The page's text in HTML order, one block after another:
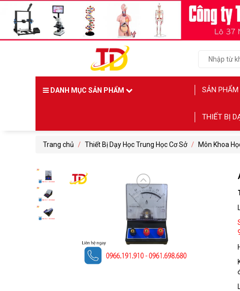
DANH MỤC SẢN PHẨM SẢN
THIẾT BỊ
Trang chủ / Thiết Bị Dạy Học Trung Học Cơ Sở / Môn Khoa